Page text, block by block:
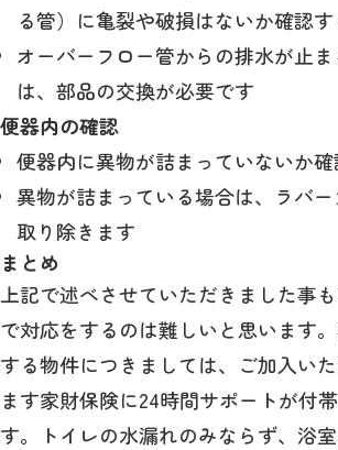
る管）に亀裂や破損はないか確認す
オーバーフロー管からの排水が止
は、部品の交換が必要です
便器内の確認
便器内に異物が詰まっていないか
異物が詰まっている場合は、ラバ
取り除きます
まとめ
上記で述べさせていただきました事
で対応をするのは難しいと思います
する物件につきましては、ご加入い
ます家財保険に24時間サポートが付
す。トイレの水漏れのみならず、浴